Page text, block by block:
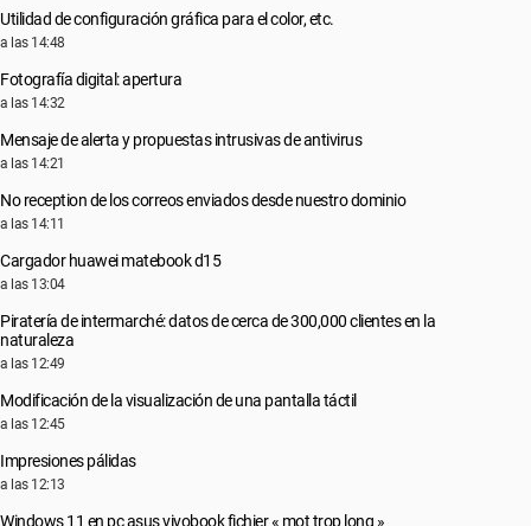
Utilidad de configuración gráfica para el color, etc.
a las 14:48
Fotografía digital: apertura
a las 14:32
Mensaje de alerta y propuestas intrusivas de antivirus
a las 14:21
No reception de los correos enviados desde nuestro dominio
a las 14:11
Cargador huawei matebook d15
a las 13:04
Piratería de intermarché: datos de cerca de 300,000 clientes en la
naturaleza
a las 12:49
Modificación de la visualización de una pantalla táctil
a las 12:45
Impresiones pálidas
a las 12:13
Windows 11 en pc asus vivobook fichier « mot trop long »